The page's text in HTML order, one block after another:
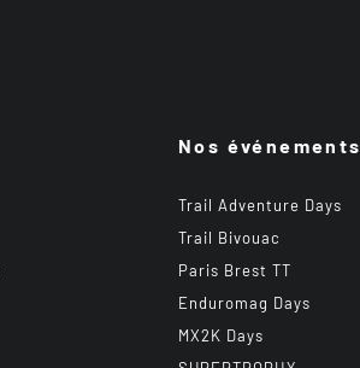
Nos événements
Trail Adventure Days
Trail Bivouac
Paris Brest TT
Enduromag Days
MX2K Days